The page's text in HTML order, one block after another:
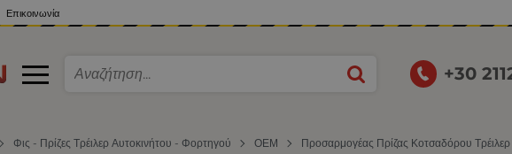
Επικοινωνία
+30
Φις - Πρίζες Τρέιλερ Αυτοκινήτου - Φορτηγού ΟΕΜ Προσαρμογέας Πρίζας Κοτσαδόρου Τρέιλερ